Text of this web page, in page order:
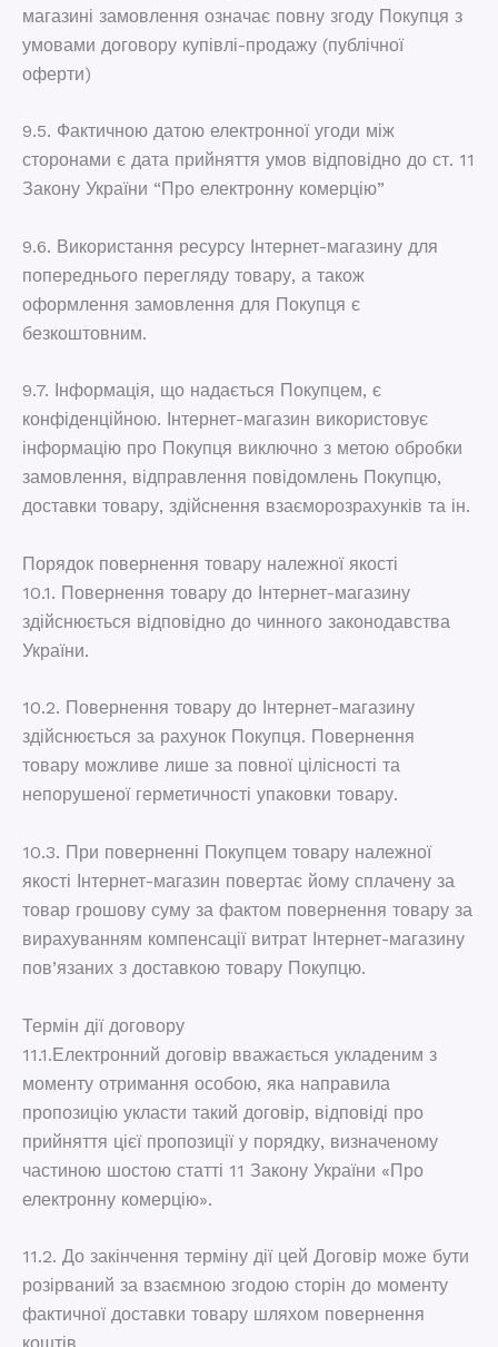
магазині замовлення означає повну згоду Покупця з
умовами договору купівлі-продажу (публічної
оферти)
9.5. Фактичною датою електронної угоди між
сторонами є дата прийняття умов відповідно до ст. 11
Закону України “Про електронну комерцію”
9.6. Використання ресурсу Інтернет-магазину для
попереднього перегляду товару, а також
оформлення замовлення для Покупця є
безкоштовним.
9.7. Інформація, що надається Покупцем, є
конфіденційною. Інтернет-магазин використовує
інформацію про Покупця виключно з метою обробки
замовлення, відправлення повідомлень Покупцю,
доставки товару, здійснення взаєморозрахунків та ін.
Порядок повернення товару належної якості
10.1. Повернення товару до Інтернет-магазину
здійснюється відповідно до чинного законодавства
України.
10.2. Повернення товару до Інтернет-магазину
здійснюється за рахунок Покупця. Повернення
товару можливе лише за повної цілісності та
непорушеної герметичності упаковки товару.
10.3. При поверненні Покупцем товару належної
якості Інтернет-магазин повертає йому сплачену за
товар грошову суму за фактом повернення товару за
вирахуванням компенсації витрат Інтернет-магазину
пов’язаних з доставкою товару Покупцю.
Термін дії договору
11.1.Електронний договір вважається укладеним з
моменту отримання особою, яка направила
пропозицію укласти такий договір, відповіді про
прийняття цієї пропозиції у порядку, визначеному
частиною шостою статті 11 Закону України «Про
електронну комерцію».
11.2. До закінчення терміну дії цей Договір може бути
розірваний за взаємною згодою сторін до моменту
фактичної доставки товару шляхом повернення